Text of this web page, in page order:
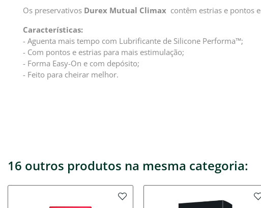
Os preservativos Durex Mutual Climax contêm estrias e pontos
Características:
- Aguenta mais tempo com Lubrificante de Silicone Performa™;
- Com pontos e estrias para mais estimulação;
- Forma Easy-On e com depósito;
- Feito para cheirar melhor.
16 outros produtos na mesma categoria: